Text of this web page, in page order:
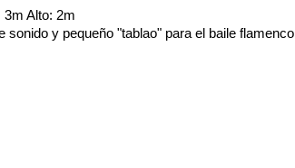
Alto: 2m
sonido y pequeño "tablao" para el baile flamenco